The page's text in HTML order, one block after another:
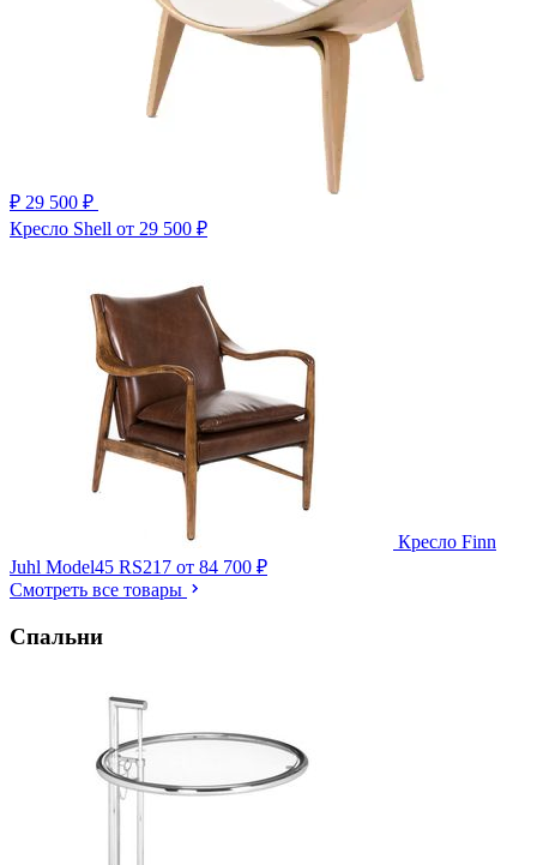
₽ 29 500 ₽
Кресло Shell от 29 500 ₽
Кресло Finn
Juhl Model45 RS217 от 84 700 ₽
Смотреть все товары
Спальни